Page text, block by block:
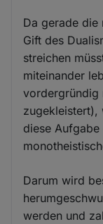
Da gerade die
Gift des
streichen
miteinander
vordergründig
zugekleistert),
diese
Darum wird
werden und